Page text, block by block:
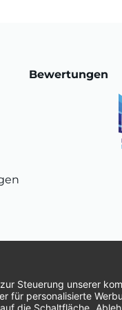
Bewertungen